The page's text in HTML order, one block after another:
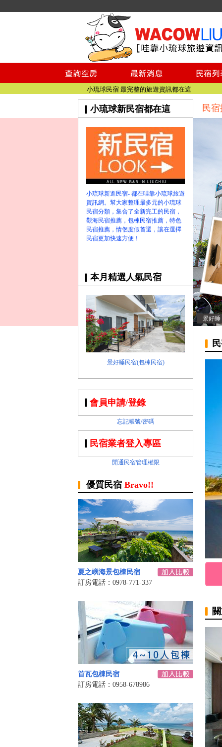
小琉球民宿空房
小琉球民宿
小琉球民宿推薦
【小琉球民宿特約】東港停車場!!看這邊
小琉球民宿 最完整的旅遊資訊都在這
【哇靠小琉球】新版官網熱情開站
【哇靠小琉球粉絲團】即時動態!!
小琉球民宿空房
小琉球民宿
小琉球民宿推薦
【小琉球民宿特約】東港停車場!!看這邊
小琉球民宿 最完整的旅遊資訊都在這
【哇靠小琉球】新版官網熱情開站
【哇靠小琉球粉絲團】即時動態!!
小琉球新民宿都在這
小琉球新進民宿- 都在哇靠小琉球旅遊
資訊網。幫大家整理最多元的小琉球
民宿分類，集合了全新完工的民宿，
觀海民宿推薦，包棟民宿推薦，特色
民宿推薦，情侶度假首選，讓在選擇
民宿更加快速方便！
本月精選人氣民宿
景好睡民宿(包棟民宿)
景好睡
民
會員申請/登錄
忘記帳號/密碼
民宿業者登入專區
開通民宿管理權限
優質民宿 Bravo!!
夏之嶼海景包棟民宿
訂房電話：0978-771-337
首瓦包棟民宿
訂房電話：0958-678986